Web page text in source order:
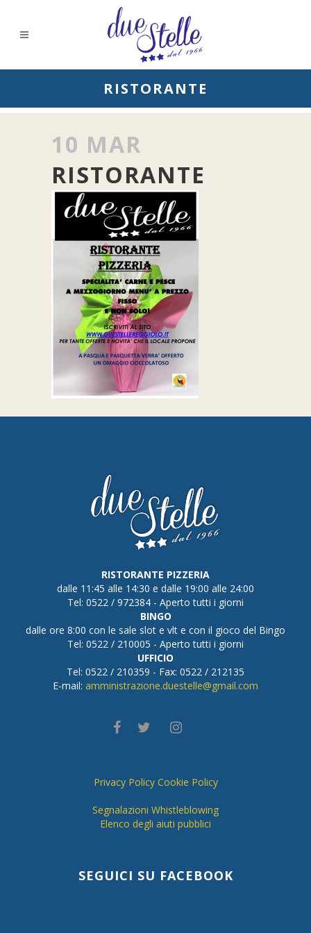
RISTORANTE
10 MAR
RISTORANTE
RISTORANTE PIZZERIA
dalle 11:45 alle 14:30 e dalle 19:00 alle 24:00
Tel: 0522 / 972384 - Aperto tutti i giorni
BINGO
dalle ore 8:00 con le sale slot e vlt e con il gioco del Bingo
Tel: 0522 / 210005 - Aperto tutti i giorni
UFFICIO
Tel: 0522 / 210359 - Fax: 0522 / 212135
E-mail: amministrazione.duestelle@gmail.com
Privacy Policy Cookie Policy
Segnalazioni Whistleblowing
Elenco degli aiuti pubblici
SEGUICI SU FACEBOOK